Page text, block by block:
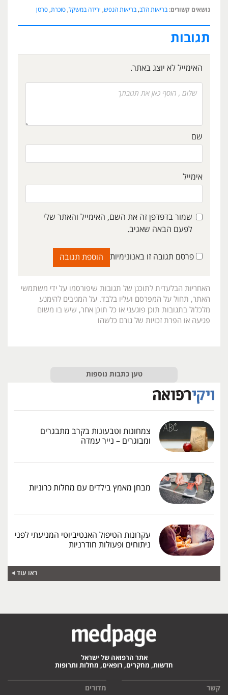
נושאים קשורים: בריאות הלב,בריאות הנפש, ירידה במשקל, סוכרת, סרטן
תגובות
האימייל לא יוצג באתר.
שם
אימייל
שמור בדפדפן זה את השם, האימייל והאתר שלי
לפעם הבאה שאגיב.
פרסם תגובה זו באנונימיות
האחריות הבלעדית לתוכנן של תגובות שיפורסמו על ידי משתמשי
האתר, תחול על המפרסם ועליו בלבד. על המגיבים להימנע
מלכלול בתגובות תוכן פוגעני או כל תוכן אחר, שיש בו משום
פגיעה או הפרת זכויות של גורם כלשהו
טען כתבות נוספות
צמחונות וטבעונות בקרב מתבגרים
ומבוגרים – נייר עמדה
מבחן מאמץ בילדים עם מחלות כרוניות
עקרונות הטיפול האנטיביוטי המניעתי לפני
ניתוחים ופעולות חודרניות
ראו עוד
אתר הרפואה של ישראל
חדשות, מחקרים, רופאים, מחלות ותרופות
קשר מדורים